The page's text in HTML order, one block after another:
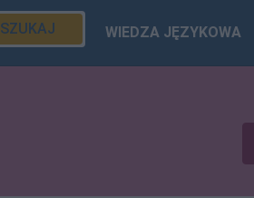
SZUKAJ WIEDZA JĘZYKOWA